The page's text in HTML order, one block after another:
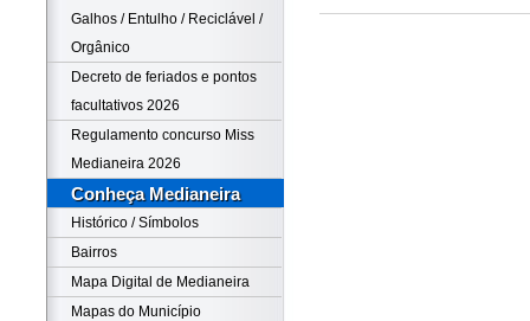
Galhos / Entulho / Reciclável /
Orgânico
Decreto de feriados e pontos
facultativos 2026
Regulamento concurso Miss
Medianeira 2026
Conheça Medianeira
Histórico / Símbolos
Bairros
Mapa Digital de Medianeira
Mapas do Município